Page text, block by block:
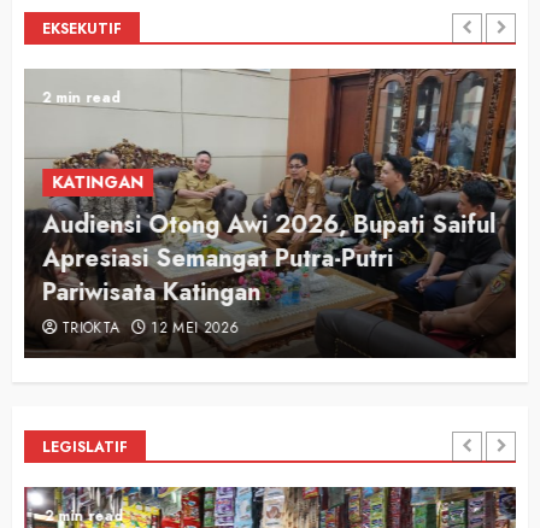
EKSEKUTIF
2 min read
KATINGAN
Audiensi Otong Awi 2026, Bupati Saiful
Apresiasi Semangat Putra-Putri
Pariwisata Katingan
TRIOKTA 12 MEI 2026
LEGISLATIF
2 min read